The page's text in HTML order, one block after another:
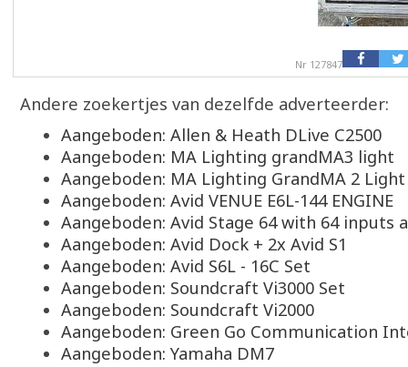
Nr 127847
Andere zoekertjes van dezelfde adverteerder:
Aangeboden: Allen & Heath DLive C2500
Aangeboden: MA Lighting grandMA3 light
Aangeboden: MA Lighting GrandMA 2 Light
Aangeboden: Avid VENUE E6L-144 ENGINE
Aangeboden: Avid Stage 64 with 64 inputs
Aangeboden: Avid Dock + 2x Avid S1
Aangeboden: Avid S6L - 16C Set
Aangeboden: Soundcraft Vi3000 Set
Aangeboden: Soundcraft Vi2000
Aangeboden: Green Go Communication
Aangeboden: Yamaha DM7